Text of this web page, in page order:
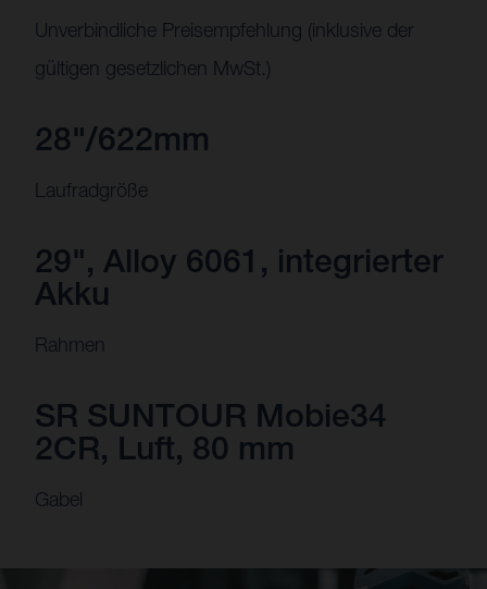
Unverbindliche Preisempfehlung (inklusive der
gültigen gesetzlichen MwSt.)
28"/622mm
Laufradgröße
29", Alloy 6061, integrierter
Akku
Rahmen
SR SUNTOUR Mobie34
2CR, Luft, 80 mm
Gabel